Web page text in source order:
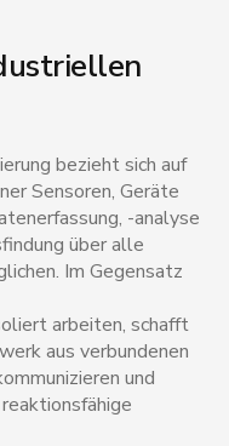
bezieht sich auf
Sensoren, Geräte
-analyse
über alle
Im Gegensatz
arbeiten, schafft
aus verbundenen
und